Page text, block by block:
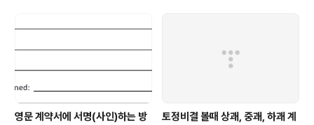
영문 계약서에 서명(사인)하는 방
토정비결 볼때 상괘, 중괘, 하괘 계